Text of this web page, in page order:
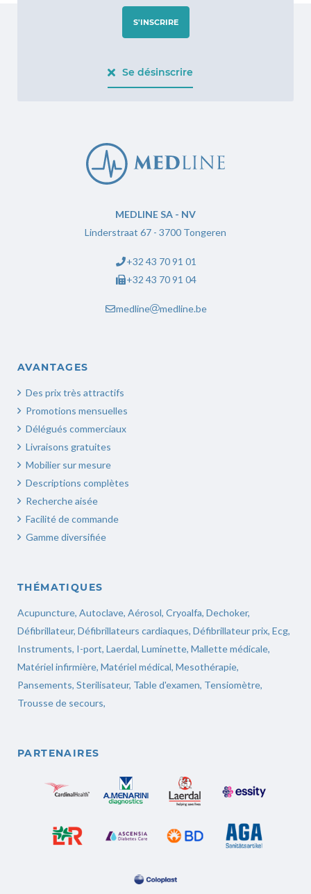
S'INSCRIRE
Se désinscrire
MEDLINE SA - NV
Linderstraat 67 - 3700 Tongeren
+32 43 70 91 01
+32 43 70 91 04
medline medline.be
AVANTAGES
Des prix très attractifs
Promotions mensuelles
Délégués commerciaux
Livraisons gratuites
Mobilier sur mesure
Descriptions complètes
Recherche aisée
Facilité de commande
Gamme diversifiée
THÉMATIQUES
Acupuncture, Autoclave, Aérosol, Cryoalfa, Dechoker,
Défibrillateur, Défibrillateurs cardiaques, Défibrillateur prix, Ecg,
Instruments, I-port, Laerdal, Luminette, Mallette médicale,
Matériel infirmière, Matériel médical, Mesothérapie,
Pansements, Sterilisateur, Table d'examen, Tensiomètre,
Trousse de secours,
PARTENAIRES